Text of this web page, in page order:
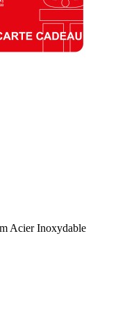
Acier Inoxydable